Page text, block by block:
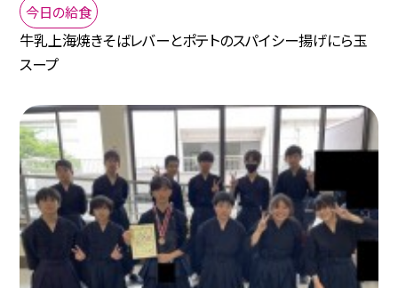
今日の給食
牛乳上海焼きそばレバーとポテトのスパイシー揚げにら玉
スープ